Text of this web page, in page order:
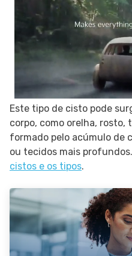
Este tipo de cisto pode
corpo, como orelha, rosto,
formado pelo acúmulo de
ou tecidos mais
cistos e os tipos.